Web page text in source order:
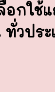
อกใช้
วประ